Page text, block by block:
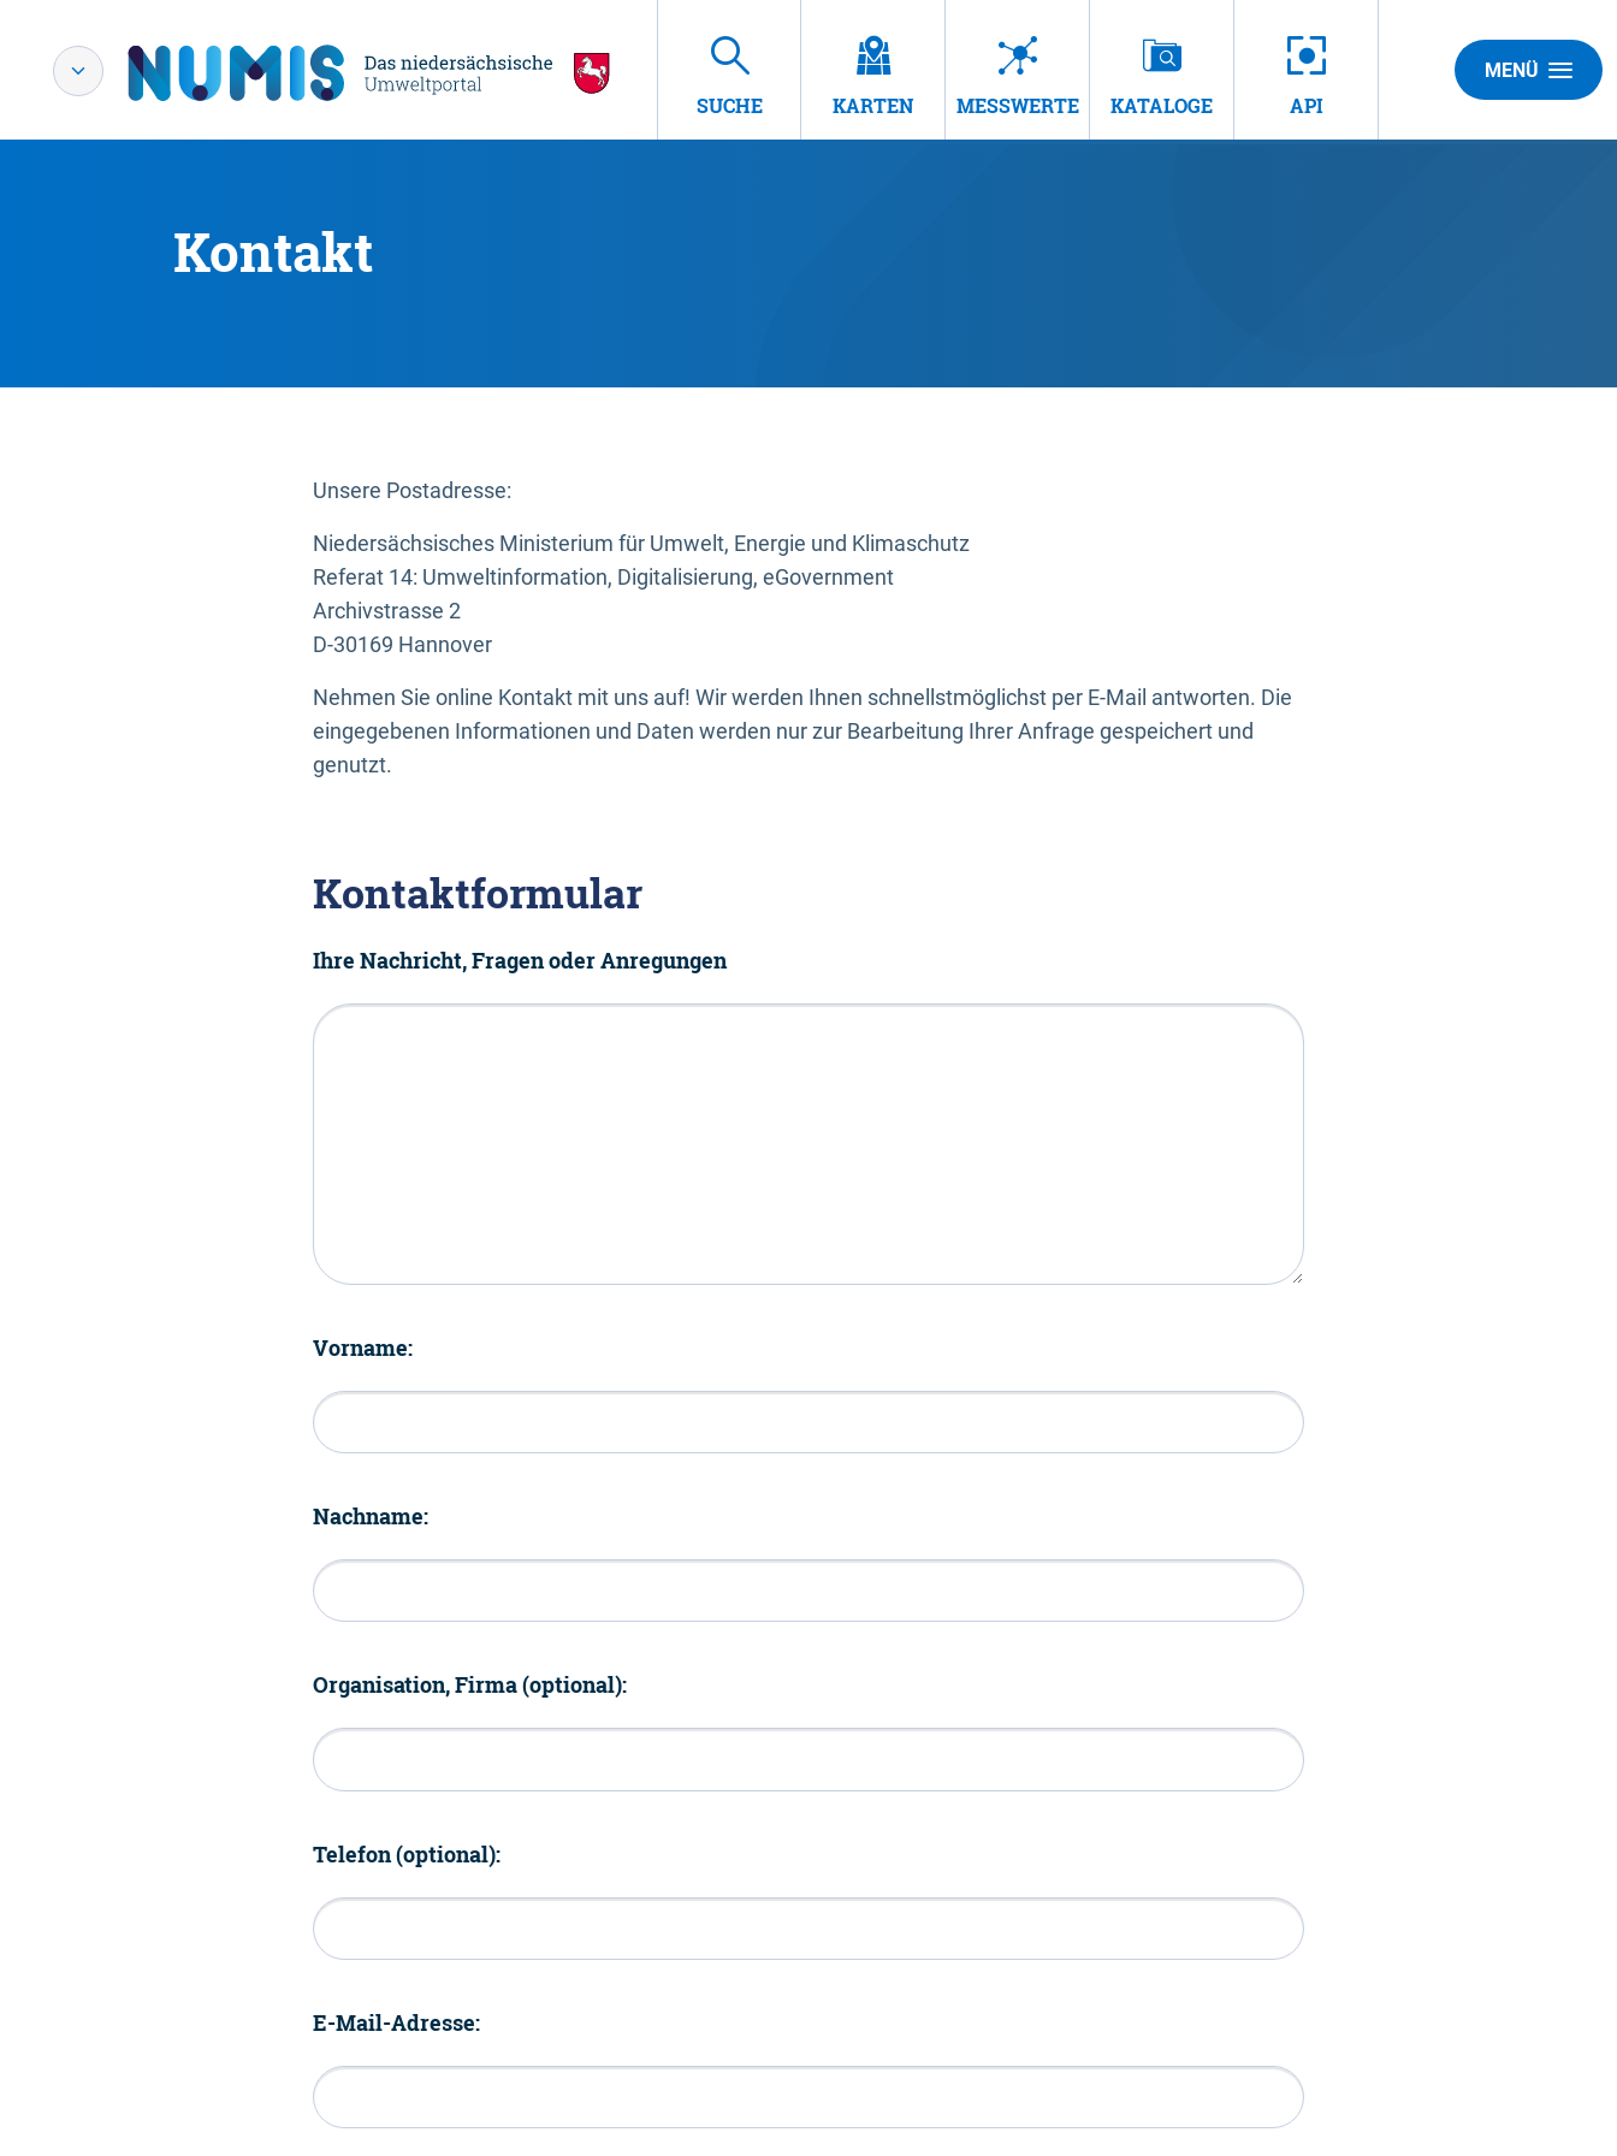
SUCHE KARTEN MESSWERTE KATALOGE API
MENÜ
Kontakt
Unsere Postadresse:
Niedersächsisches Ministerium für Umwelt, Energie und Klimaschutz
Referat 14: Umweltinformation, Digitalisierung, eGovernment
Archivstrasse 2
D-30169 Hannover
Nehmen Sie online Kontakt mit uns auf! Wir werden Ihnen schnellstmöglichst per E-Mail antworten. Die
eingegebenen Informationen und Daten werden nur zur Bearbeitung Ihrer Anfrage gespeichert und
genutzt.
Kontaktformular
Ihre Nachricht, Fragen oder Anregungen
Vorname:
Nachname:
Organisation, Firma (optional):
Telefon (optional):
E-Mail-Adresse: